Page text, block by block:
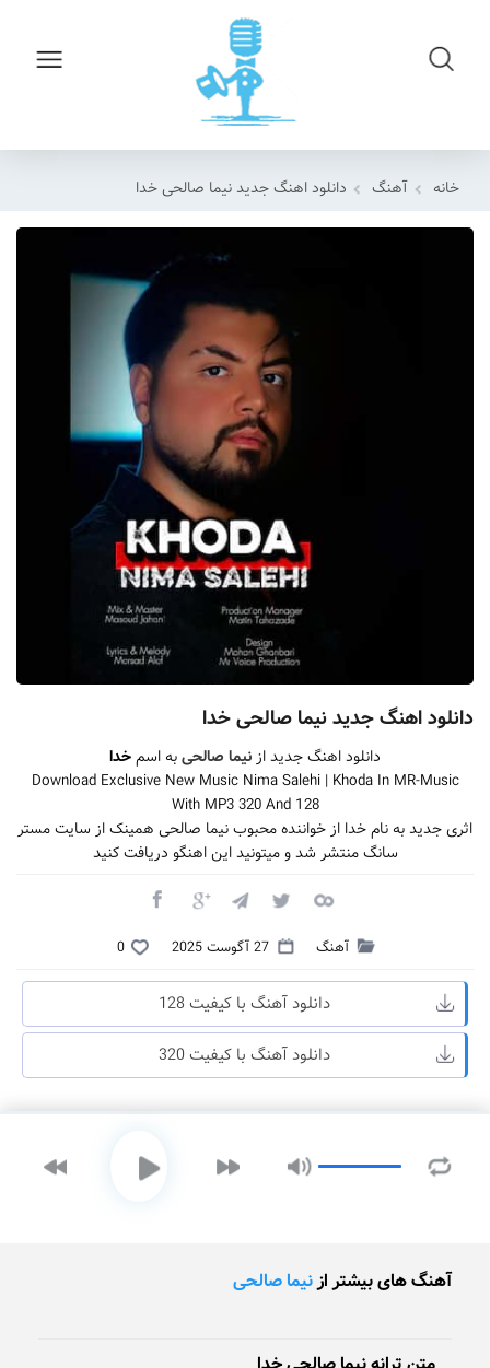
خانه آهنگ دانلود اهنگ جدید نیما صالحی خدا
دانلود اهنگ جدید نیما صالحی خدا
دانلود اهنگ جدید از نیما صالحیبه اسمخدا
Download Exclusive New Music Nima Salehi | Khoda In MR-Music
With MP3 320 And 128
اثری جدید به نام خدا از خواننده محبوب نیما صالحی همینک از سایت مستر
سانگ منتشر شد و میتونید این اهنگو دریافت کنید
آهنگ 27 آگوست 2025 0
دانلود آهنگ با کیفیت 128
دانلود آهنگ با کیفیت 320
آهنگ های بیشتر ازنیما صالحی